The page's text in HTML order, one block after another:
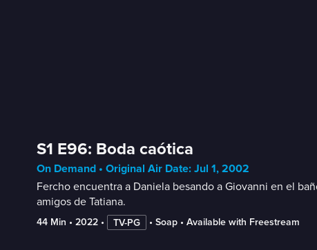
S1 E96: Boda caótica
On Demand • Original Air Date: Jul 1, 2002
Fercho encuentra a Daniela besando a Giovanni en el
amigos de Tatiana.
44 Min • 2022 • TV-PG • Soap • Available with Freestream